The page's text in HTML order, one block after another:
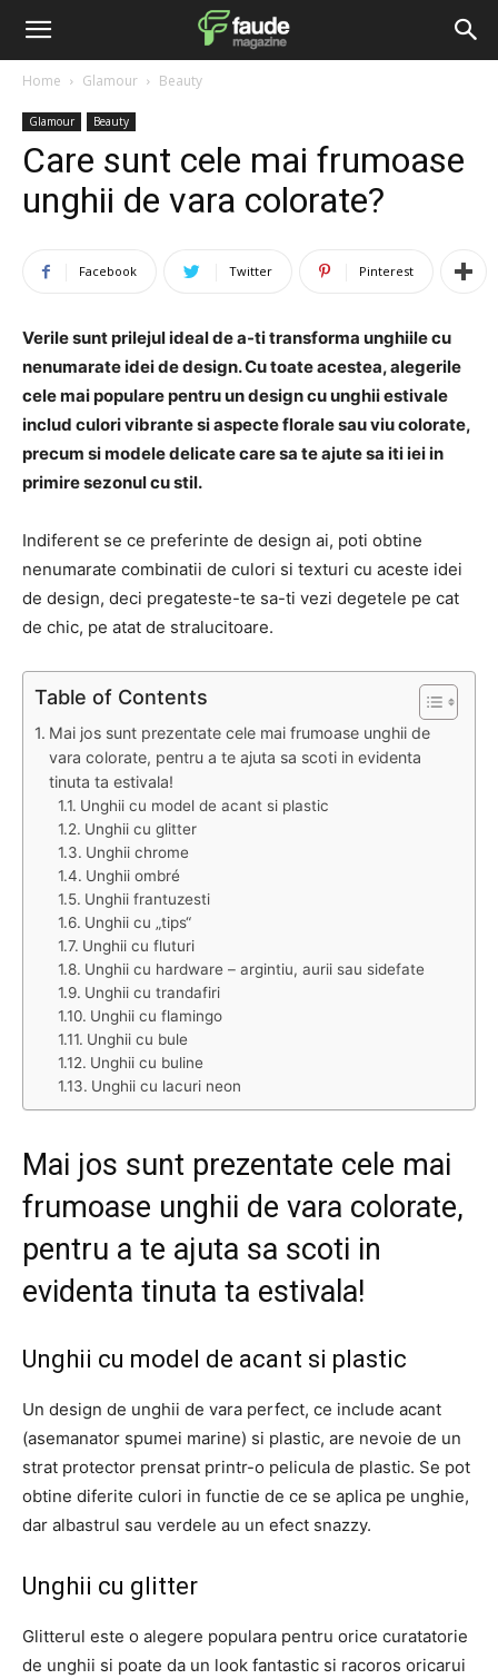
Home Glamour Beauty
Glamour Beauty
Care sunt cele mai frumoase
unghii de vara colorate?
Facebook Twitter Pinterest
Verile sunt prilejul ideal de a-ti transforma unghiile cu
nenumarate idei de design. Cu toate acestea, alegerile
cele mai populare pentru un design cu unghii estivale
includ culori vibrante si aspecte florale sau viu colorate,
precum si modele delicate care sa te ajute sa iti iei in
primire sezonul cu stil.
Indiferent se ce preferinte de design ai, poti obtine
nenumarate combinatii de culori si texturi cu aceste idei
de design, deci pregateste-te sa-ti vezi degetele pe cat
de chic, pe atat de stralucitoare.
Table of Contents
Mai jos sunt prezentate cele mai frumoase unghii de
vara colorate, pentru a te ajuta sa scoti in evidenta
tinuta ta estivala!
Unghii cu model de acant si plastic
Unghii cu glitter
Unghii chrome
Unghii ombré
Unghii frantuzesti
Unghii cu „tips“
Unghii cu fluturi
Unghii cu hardware – argintiu, aurii sau sidefate
Unghii cu trandafiri
Unghii cu flamingo
Unghii cu bule
Unghii cu buline
Unghii cu lacuri neon
Mai jos sunt prezentate cele mai
frumoase unghii de vara colorate,
pentru a te ajuta sa scoti in
evidenta tinuta ta estivala!
Unghii cu model de acant si plastic
Un design de unghii de vara perfect, ce include acant
(asemanator spumei marine) si plastic, are nevoie de un
strat protector prensat printr-o pelicula de plastic. Se pot
obtine diferite culori in functie de ce se aplica pe unghie,
dar albastrul sau verdele au un efect snazzy.
Unghii cu glitter
Glitterul este o alegere populara pentru orice curatatorie
de unghii si poate da un look fantastic si racoros oricarui